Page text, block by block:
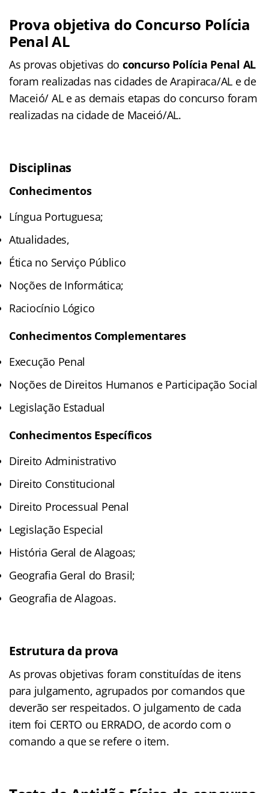
Prova objetiva do Concurso Polícia
Penal AL
As provas objetivas do concurso Polícia Penal AL
foram realizadas nas cidades de Arapiraca/AL e de
Maceió/ AL e as demais etapas do concurso foram
realizadas na cidade de Maceió/AL.
Disciplinas
Conhecimentos
Língua Portuguesa;
Atualidades,
Ética no Serviço Público
Noções de Informática;
Raciocínio Lógico
Conhecimentos Complementares
Execução Penal
Noções de Direitos Humanos e Participação Social
Legislação Estadual
Conhecimentos Específicos
Direito Administrativo
Direito Constitucional
Direito Processual Penal
Legislação Especial
História Geral de Alagoas;
Geografia Geral do Brasil;
Geografia de Alagoas.
Estrutura da prova
As provas objetivas foram constituídas de itens
para julgamento, agrupados por comandos que
deverão ser respeitados. O julgamento de cada
item foi CERTO ou ERRADO, de acordo com o
comando a que se refere o item.